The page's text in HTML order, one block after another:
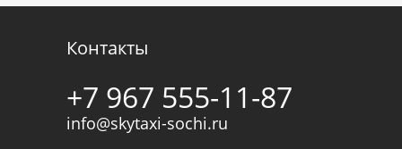
Контакты
+7 967 555-11-87
info@skytaxi-sochi.ru